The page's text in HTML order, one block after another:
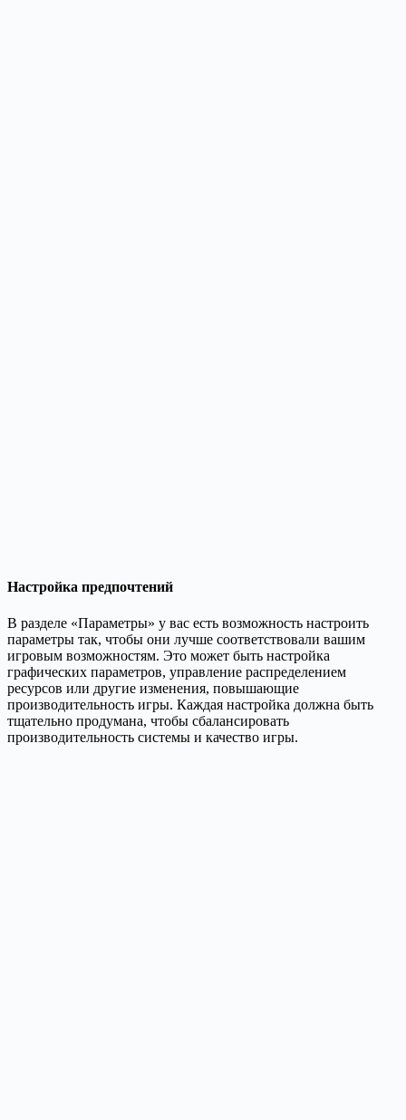
Настройка предпочтений
В разделе «Параметры» у вас есть возможность настроить
параметры так, чтобы они лучше соответствовали вашим
игровым возможностям. Это может быть настройка
графических параметров, управление распределением
ресурсов или другие изменения, повышающие
производительность игры. Каждая настройка должна быть
тщательно продумана, чтобы сбалансировать
производительность системы и качество игры.